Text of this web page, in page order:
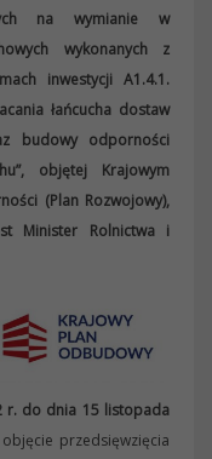
na wymianie w
wykonanych z
inwestycji A1.4.1.
łańcucha dostaw
budowy odporności
objętej Krajowym
(Plan Rozwojowy),
Minister Rolnictwa i
r. do dnia 15 listopada
przedsięwzięcia